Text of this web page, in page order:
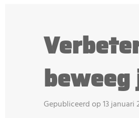
Gepubliceerd op 13 januari